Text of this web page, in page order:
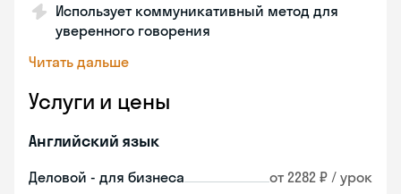
Использует коммуникативный метод для
уверенного говорения
Читать дальше
Услуги и цены
Английский язык
Деловой - для бизнеса от 2282 ₽ / урок